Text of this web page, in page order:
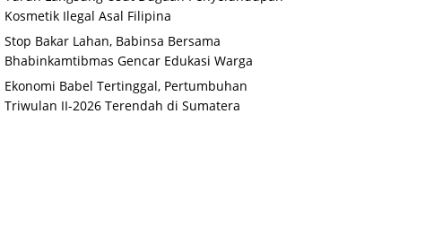
Kosmetik Ilegal Asal Filipina
Stop Bakar Lahan, Babinsa Bersama
Bhabinkamtibmas Gencar Edukasi Warga
Ekonomi Babel Tertinggal, Pertumbuhan
Triwulan II-2026 Terendah di Sumatera